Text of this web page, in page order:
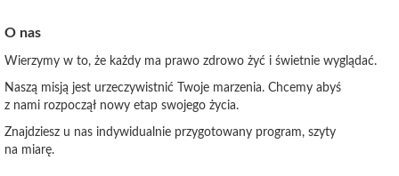
O nas
Wierzymy w to, że każdy ma prawo zdrowo żyć i świetnie wyglądać.
Naszą misją jest urzeczywistnić Twoje marzenia. Chcemy abyś
z nami rozpoczął nowy etap swojego życia.
Znajdziesz u nas indywidualnie przygotowany program, szyty
na miarę.